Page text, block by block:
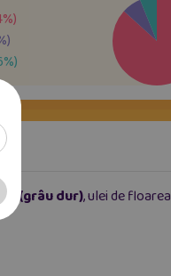
%)
%)
(grâu dur), ulei de floarea